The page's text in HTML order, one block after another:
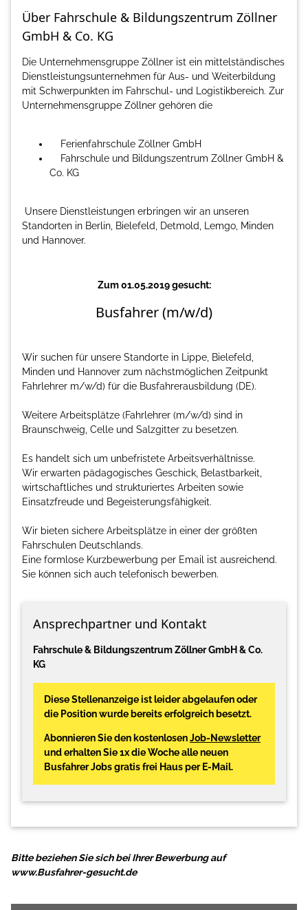
Über Fahrschule & Bildungszentrum Zöllner
GmbH & Co. KG
Die Unternehmensgruppe Zöllner ist ein mittelständisches
Dienstleistungsunternehmen für Aus- und Weiterbildung
mit Schwerpunkten im Fahrschul- und Logistikbereich. Zur
Unternehmensgruppe Zöllner gehören die
Ferienfahrschule Zöllner GmbH
Fahrschule und Bildungszentrum Zöllner GmbH &
Co. KG
Unsere Dienstleistungen erbringen wir an unseren
Standorten in Berlin, Bielefeld, Detmold, Lemgo, Minden
und Hannover.
Zum 01.05.2019 gesucht:
Busfahrer (m/w/d)
Wir suchen für unsere Standorte in Lippe, Bielefeld,
Minden und Hannover zum nächstmöglichen Zeitpunkt
Fahrlehrer m/w/d) für die Busfahrerausbildung (DE).
Weitere Arbeitsplätze (Fahrlehrer (m/w/d) sind in
Braunschweig, Celle und Salzgitter zu besetzen.
Es handelt sich um unbefristete Arbeitsverhältnisse.
Wir erwarten pädagogisches Geschick, Belastbarkeit,
wirtschaftliches und strukturiertes Arbeiten sowie
Einsatzfreude und Begeisterungsfähigkeit.
Wir bieten sichere Arbeitsplätze in einer der größten
Fahrschulen Deutschlands.
Eine formlose Kurzbewerbung per Email ist ausreichend.
Sie können sich auch telefonisch bewerben.
Ansprechpartner und Kontakt
Fahrschule & Bildungszentrum Zöllner GmbH & Co.
KG
Diese Stellenanzeige ist leider abgelaufen oder
die Position wurde bereits erfolgreich besetzt.
Abonnieren Sie den kostenlosenJob-Newsletter
und erhalten Sie 1x die Woche alle neuen
Busfahrer Jobs gratis frei Haus per E-Mail.
Bitte beziehen Sie sich bei Ihrer Bewerbung auf
www.Busfahrer-gesucht.de